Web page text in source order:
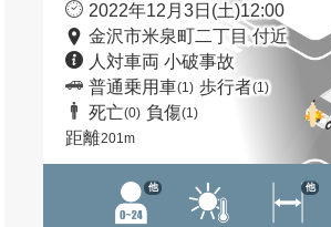
2022年12月3日(土)12:00
金沢市米泉町二丁目 付近
人対車両 小破事故
普通乗用車(1) 歩行者(1)
死亡(0) 負傷(1)
距離201m
他 他